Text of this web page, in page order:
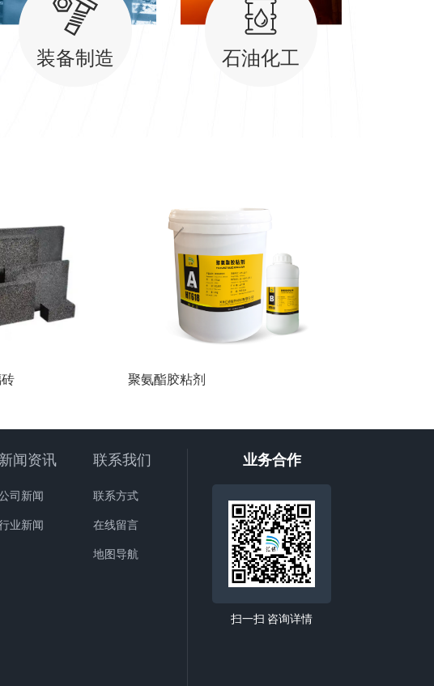
装备制造 石油化工
聚氨酯胶粘剂
新闻资讯
司新闻
业新闻
联系我们
联系方式
在线留言
地图导航
业务合作
扫一扫 咨询详情